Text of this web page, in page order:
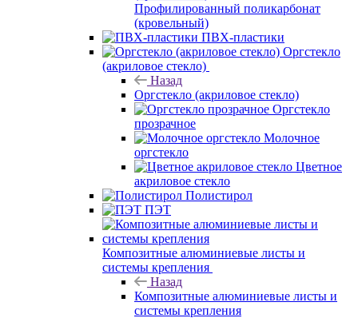
Профилированный поликарбонат
(кровельный)
ПВХ-пластики
Оргстекло
(акриловое стекло)
Назад
Оргстекло (акриловое стекло)
Оргстекло
прозрачное
Молочное
оргстекло
Цветное
акриловое стекло
Полистирол
ПЭТ
Композитные алюминиевые листы и
системы крепления
Назад
Композитные алюминиевые листы и
системы крепления